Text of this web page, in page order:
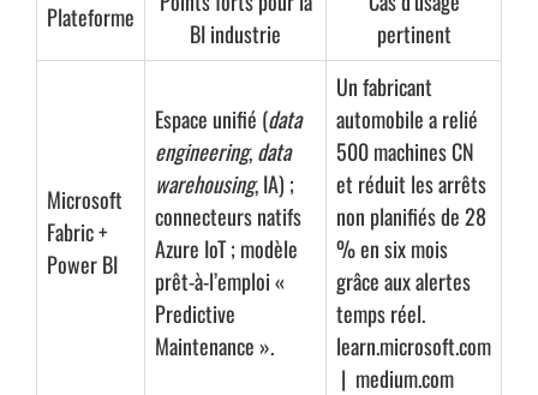
Plateforme
BI industrie
pertinent
Microsoft
Fabric +
Power BI
Espace unifié (data
engineering,data
warehousing, IA) ;
connecteurs natifs
Azure IoT ; modèle
prêt-à-l’emploi «
Predictive
Maintenance ».
Un fabricant
automobile a relié
500 machines CN
et réduit les arrêts
non planifiés de 28
% en six mois
grâce aux alertes
temps réel.
learn.microsoft.com
| medium.com